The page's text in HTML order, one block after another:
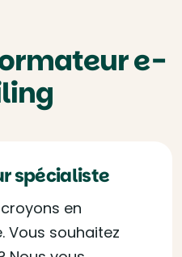
e-
spécialiste
en
Vous souhaitez